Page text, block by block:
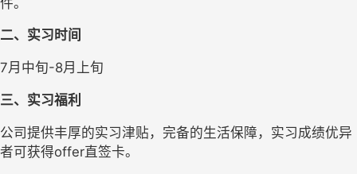
二、实习时间
7月中旬-8月上旬
三、实习福利
公司提供丰厚的实习津贴，完备的生活保障，实习成绩优异
者可获得offer直签卡。